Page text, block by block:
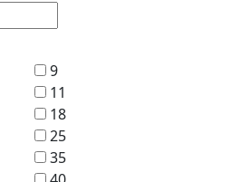
9
11
18
25
35